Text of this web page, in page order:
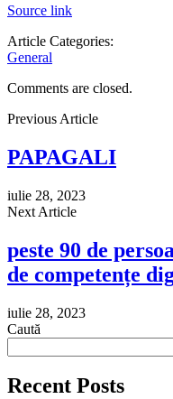
Source link
Article Categories:
General
Comments are closed.
Previous Article
PAPAGALI
iulie 28, 2023
Next Article
peste 90 de
de competențe
iulie 28, 2023
Caută
Recent Posts